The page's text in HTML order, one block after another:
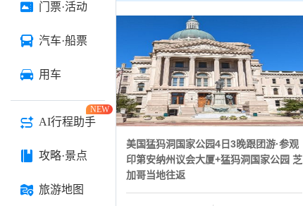
门票·活动
汽车·船票
用车
AI行程助手
NEW
攻略·景点
旅游地图
美国猛犸洞国家公园4日3晚跟团游·参观
印第安纳州议会大厦+猛犸洞国家公园 芝
加哥当地往返